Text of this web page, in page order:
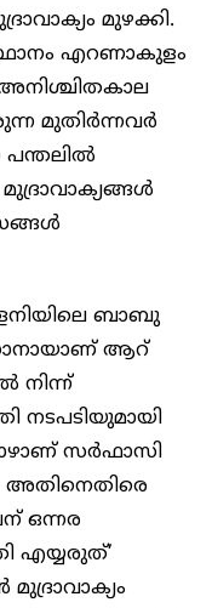
മുഴക്കി.
എറണാകുളം
അനിശ്ചിതകാല
മുതിർന്നവർ
പന്തലിൽ
ബാബു
ആറ്
നിന്ന്
നടപടിയുമായി
സർഫാസി
അതിനെതിരെ
ഒന്നര
എയ്യരുത്’